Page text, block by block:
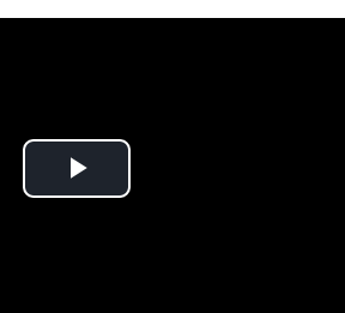
Play Video